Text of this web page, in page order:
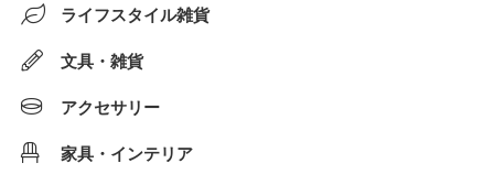
ライフスタイル雑貨
文具・雑貨
アクセサリー
家具・インテリア